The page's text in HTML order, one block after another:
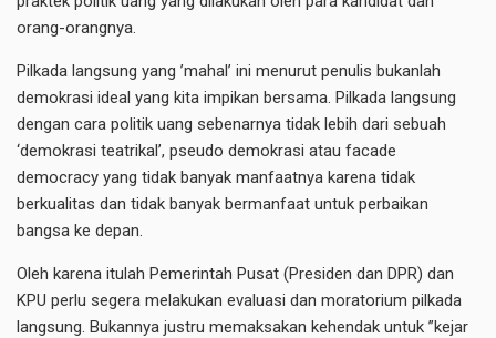
orang-orangnya.
Pilkada langsung yang ’mahal’ ini menurut penulis bukanlah
demokrasi ideal yang kita impikan bersama. Pilkada langsung
dengan cara politik uang sebenarnya tidak lebih dari sebuah
‘demokrasi teatrikal’, pseudo demokrasi atau facade
democracy yang tidak banyak manfaatnya karena tidak
berkualitas dan tidak banyak bermanfaat untuk perbaikan
bangsa ke depan.
Oleh karena itulah Pemerintah Pusat (Presiden dan DPR) dan
KPU perlu segera melakukan evaluasi dan moratorium pilkada
langsung. Bukannya justru memaksakan kehendak untuk ”kejar